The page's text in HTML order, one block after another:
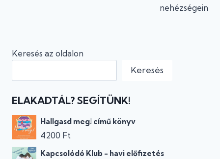
nehézségein
Keresés az oldalon
Keresés
ELAKADTÁL? SEGÍTÜNK!
Hallgasd meg! című könyv
4200 Ft
Kapcsolódó Klub - havi előfizetés